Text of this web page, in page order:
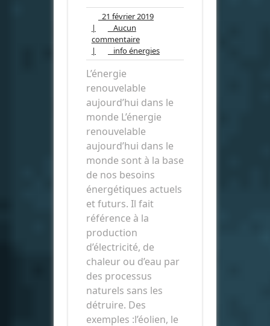
21 février 201921
|
Aucun
commentaireAucun
commentaire
| info énergiesinfo
énergies
L’énergie
renouvelable
aujourd’hui dans le
monde L’énergie
renouvelable
aujourd’hui dans le
monde sont à la base
de nos besoins
énergétiques actuels
et futurs. Il fait
référence à la
production
d’électricité, de
chaleur ou d’eau par
des processus
naturels sans les
détruire. Des
exemples :l’éolien, le